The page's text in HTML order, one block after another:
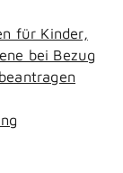
für Kinder,
bei Bezug